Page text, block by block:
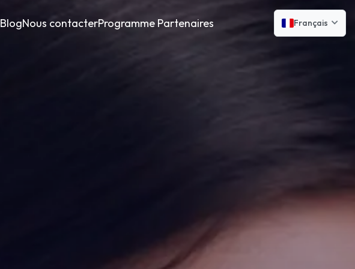
BlogNous contacterProgramme Partenaires Français